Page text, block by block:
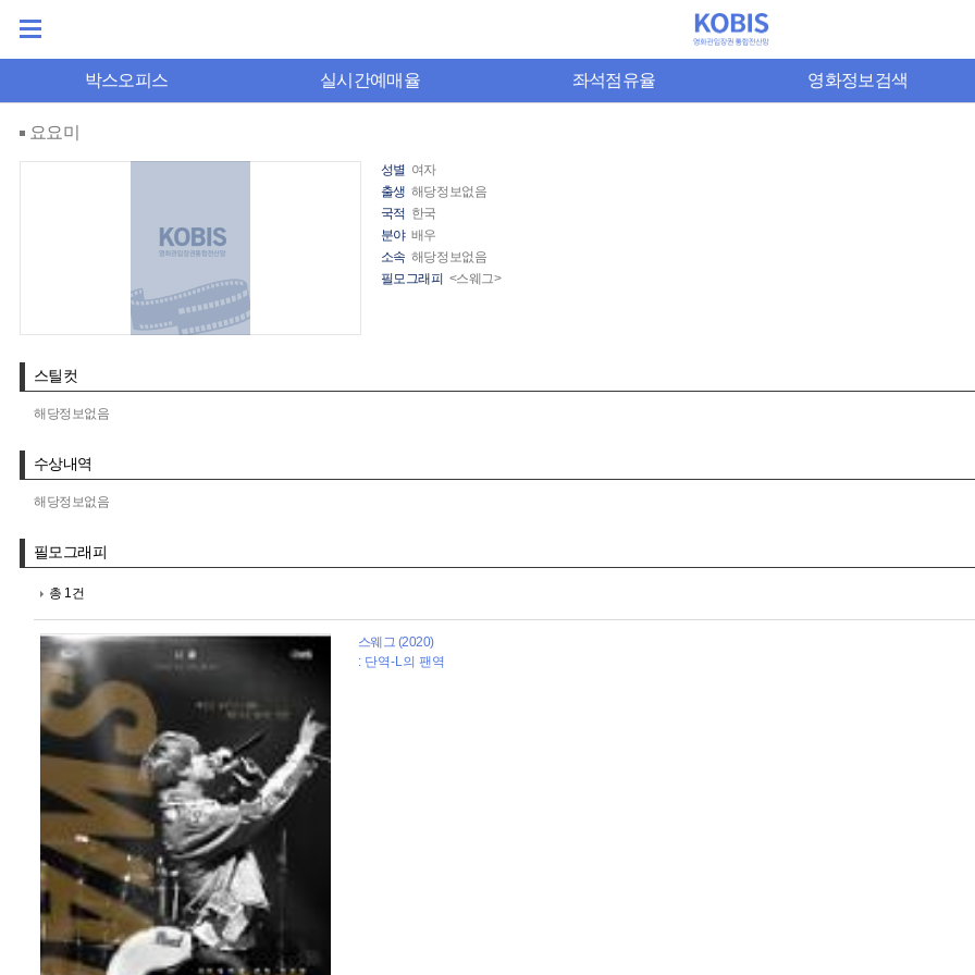
박스오피스 실시간예매율 좌석점유율 영화정보검색
요요미
성별 여자
출생 해당정보없음
국적 한국
분야 배우
소속 해당정보없음
필모그래피 <스웨그>
스틸컷
해당정보없음
수상내역
해당정보없음
필모그래피
총 1건
스웨그 (2020)
: 단역-L의 팬역